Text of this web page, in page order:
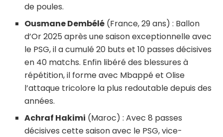
de poules.
Ousmane Dembélé (France, 29 ans) : Ballon
d’Or 2025 après une saison exceptionnelle avec
le PSG, il a cumulé 20 buts et 10 passes décisives
en 40 matchs. Enfin libéré des blessures à
répétition, il forme avec Mbappé et Olise
l’attaque tricolore la plus redoutable depuis des
années.
Achraf Hakimi (Maroc) : Avec 8 passes
décisives cette saison avec le PSG, vice-